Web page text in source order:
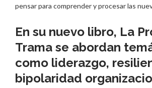
pensar para comprender y procesar las
En su nuevo libro, La
Trama se abordan
como liderazgo,
bipolaridad